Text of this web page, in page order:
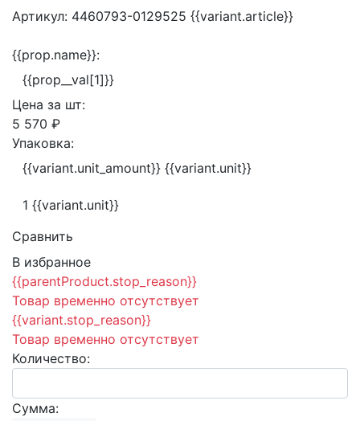
Артикул: 4460793-0129525 {{variant.article}}
{{prop.name}}:
{{prop__val[1]}}
Цена за шт:
5 570 ₽
Упаковка:
{{variant.unit_amount}} {{variant.unit}}
1 {{variant.unit}}
Сравнить
В избранное
{{parentProduct.stop_reason}}
Товар временно отсутствует
{{variant.stop_reason}}
Товар временно отсутствует
Количество:
Сумма: